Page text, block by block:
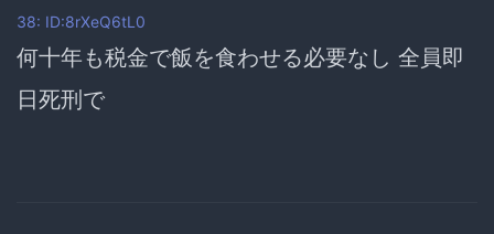
38: ID:8rXeQ6tL0
何十年も税金で飯を食わせる必要なし 全員即
日死刑で